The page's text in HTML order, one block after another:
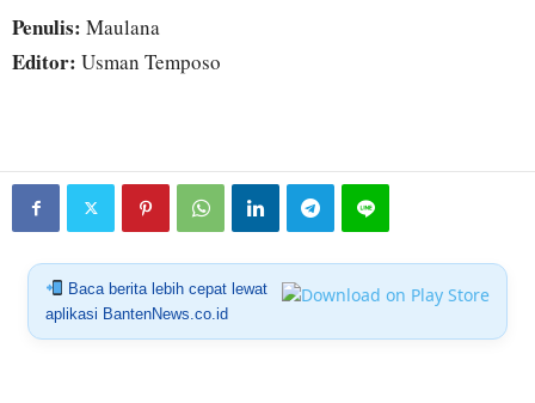
Penulis: Maulana
Editor: Usman Temposo
Baca berita lebih cepat lewat
aplikasi BantenNews.co.id